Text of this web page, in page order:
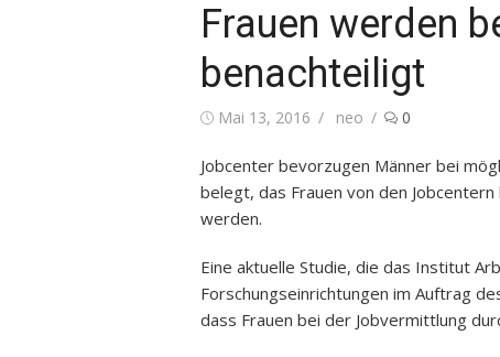
Frauen werden
benachteiligt
Posted
Mai 13, 2016 Author
neo 0
Jobcenter bevorzugen Männer bei
belegt, das Frauen von den
werden.
Eine aktuelle Studie, die das Institut
Forschungseinrichtungen im Auftrag
dass Frauen bei der Jobvermittlung